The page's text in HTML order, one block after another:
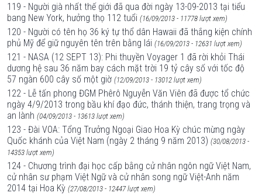
119 - Người già nhất thế giới đã qua đời ngày 13-09-2013 tại tiểu
bang New York, hưởng thọ 112 tuổi (16/09/2013 - 11778 lượt xem)
120 - Người có tên họ 36 ký tự thổ dân Hawaii đã thắng kiện chính
phủ Mỹ để giữ nguyên tên trên bằng lái (16/09/2013 - 12631 lượt xem)
121 - NASA (12 SEPT 13): Phi thuyền Voyager 1 đã rời khỏi Thái
dương hệ sau 36 năm bay cách mặt trời 19 tỷ cây số với tốc độ
57 ngàn 600 cây số một giờ (12/09/2013 - 13012 lượt xem)
122 - Lễ tấn phong ĐGM Phêrô Nguyễn Văn Viên đã được tổ chức
ngày 4/9/2013 trong bầu khí đạo đức, thánh thiện, trang trọng và
an lành (04/09/2013 - 13613 lượt xem)
123 - Đài VOA: Tổng Trưởng Ngoại Giao Hoa Kỳ chúc mừng ngày
Quốc khánh của Việt Nam (ngày 2 tháng 9 năm 2013) (30/08/2013 -
14353 lượt xem)
124 - Chương trình đại học cấp bằng cử nhân ngôn ngữ Việt Nam,
cử nhân sư phạm Việt Ngữ và cử nhân song ngữ Việt-Anh năm
2014 tại Hoa Kỳ (27/08/2013 - 12447 lượt xem)